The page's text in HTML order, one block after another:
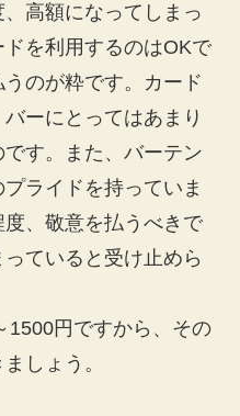
高額になってしまっ
を利用するのはOKで
のが粋です。カード
ーにとってはあまり
す。また、バーテン
ライドを持っていま
、敬意を払うべきで
ていると受け止めら
1500円ですから、その
しょう。